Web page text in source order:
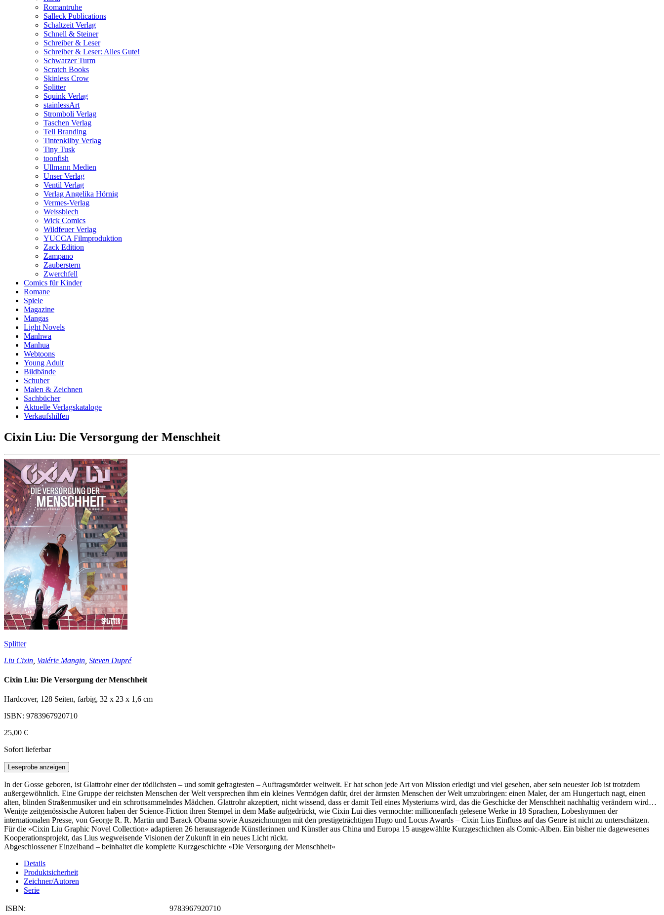
Romantruhe
Salleck Publications
Schaltzeit Verlag
Schnell & Steiner
Schreiber & Leser
Schreiber & Leser: Alles Gute!
Schwarzer Turm
Scratch Books
Skinless Crow
Splitter
Squink Verlag
stainlessArt
Stromboli Verlag
Taschen Verlag
Tell Branding
Tintenkilby Verlag
Tiny Tusk
toonfish
Ullmann Medien
Unser Verlag
Ventil Verlag
Verlag Angelika Hörnig
Vermes-Verlag
Weissblech
Wick Comics
Wildfeuer Verlag
YUCCA Filmproduktion
Zack Edition
Zampano
Zauberstern
Zwerchfell
Comics für Kinder
Romane
Spiele
Magazine
Mangas
Light Novels
Manhwa
Manhua
Webtoons
Young Adult
Bildbände
Schuber
Malen & Zeichnen
Sachbücher
Aktuelle Verlagskataloge
Verkaufshilfen
Cixin Liu: Die Versorgung der Menschheit
Splitter
Liu Cixin Valérie Mangin Steven Dupré
Cixin Liu: Die Versorgung der Menschheit
Hardcover, 128 Seiten, farbig, 32 x 23 x 1,6 cm
ISBN: 9783967920710
25,00 €
Sofort lieferbar
Leseprobe anzeigen
In der Gosse geboren, ist Glattrohr einer der tödlichsten – und somit gefragtesten – Auftragsmörder weltweit. Er hat schon jede Art von Mission erledigt und viel gesehen, aber sein neuester Job ist trotzdem
außergewöhnlich. Eine Gruppe der reichsten Menschen der Welt versprechen ihm ein kleines Vermögen dafür, drei der ärmsten Menschen der Welt umzubringen: einen Maler, der am Hungertuch nagt, einen
alten, blinden Straßenmusiker und ein schrottsammelndes Mädchen. Glattrohr akzeptiert, nicht wissend, dass er damit Teil eines Mysteriums wird, das die Geschicke der Menschheit nachhaltig verändern wird…
Wenige zeitgenössische Autoren haben der Science-Fiction ihren Stempel in dem Maße aufgedrückt, wie Cixin Lui dies vermochte: millionenfach gelesene Werke in 18 Sprachen, Lobeshymnen der
internationalen Presse, von George R. R. Martin und Barack Obama sowie Auszeichnungen mit den prestigeträchtigen Hugo und Locus Awards – Cixin Lius Einfluss auf das Genre ist nicht zu unterschätzen.
Für die »Cixin Liu Graphic Novel Collection« adaptieren 26 herausragende Künstlerinnen und Künstler aus China und Europa 15 ausgewählte Kurzgeschichten als Comic-Alben. Ein bisher nie dagewesenes
Kooperationsprojekt, das Lius wegweisende Visionen der Zukunft in ein neues Licht rückt.
Abgeschlossener Einzelband – beinhaltet die komplette Kurzgeschichte »Die Versorgung der Menschheit«
Details
Produktsicherheit
Zeichner/Autoren
Serie
ISBN: 9783967920710